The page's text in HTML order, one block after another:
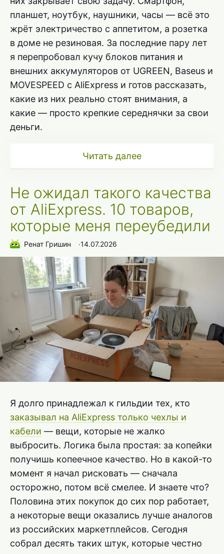
планшет, ноутбук, наушники, часы — всё это
жрёт электричество с аппетитом, а розетка
в доме не резиновая. За последние пару лет
я перепробовал кучу блоков питания и
внешних аккумуляторов от UGREEN, Baseus и
MOVESPEED с AliExpress и готов рассказать,
какие из них реально стоят внимания, а
какие — просто крепкие середнячки за свои
деньги.
Читать далее
Не ожидал такого качества
от AliExpress. 10 товаров,
которые меня переубедили
Ренат Гришин ∙14.07.2026
Я долго принадлежал к гильдии тех, кто
заказывал на AliExpress только чехлы и
кабели — вещи, которые не жалко
выбросить. Логика была простая: за копейки
получишь копеечное качество. Но в какой-то
момент я начал рисковать — сначала
осторожно, потом всё смелее. И знаете что?
Половина этих покупок до сих пор работает,
а некоторые вещи оказались лучше аналогов
из российских маркетплейсов. Сегодня
собрал десять таких штук, которые честно